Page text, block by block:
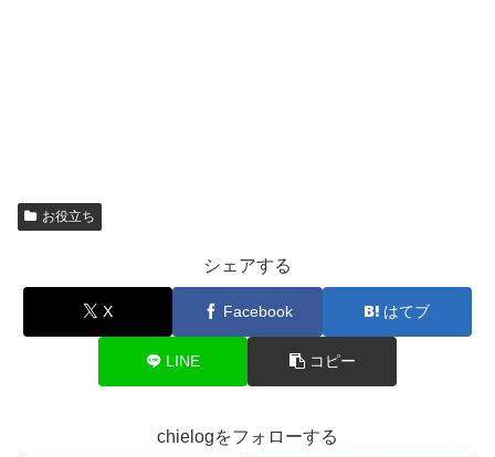
お役立ち
シェアする
X Facebook はてブ
LINE コピー
chielogをフォローする